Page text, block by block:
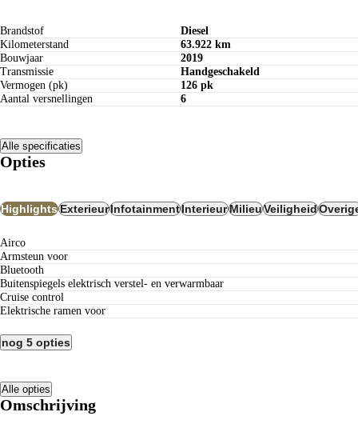
Brandstof
Diesel
Kilometerstand
63.922 km
Bouwjaar
2019
Transmissie
Handgeschakeld
Vermogen (pk)
126 pk
Aantal versnellingen
6
Alle specificaties
Opties
HighlightsExterieurInfotainmentInterieurMilieuVeiligheid
Airco
Armsteun voor
Bluetooth
Buitenspiegels elektrisch verstel- en verwarmbaar
Cruise control
Elektrische ramen voor
nog 5 opties
Alle opties
Omschrijving